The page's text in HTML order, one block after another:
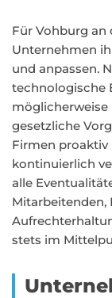
Für Vohburg an
Unternehmen
und anpassen.
technologische
möglicherweise
gesetzliche
Firmen
kontinuierlich
alle
Mitarbeitenden,
stets im